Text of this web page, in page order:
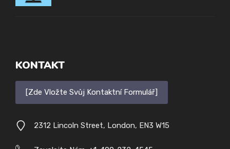
KONTAKT
[Zde Vložte Svůj Kontaktní Formulář]
2312 Lincoln Street, London, EN3 W15